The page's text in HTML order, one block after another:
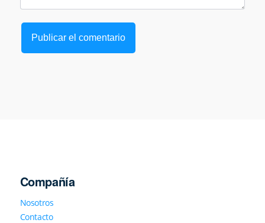
Compañía
Nosotros
Contacto